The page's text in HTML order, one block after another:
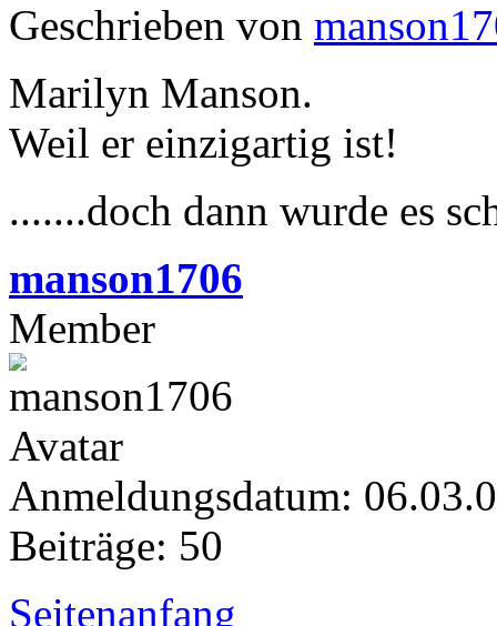
Geschrieben von
Marilyn Manson.
Weil er einzigartig ist!
.......doch dann wurde es
manson1706
Member
Anmeldungsdatum:
Beiträge: 50
Seitenanfang